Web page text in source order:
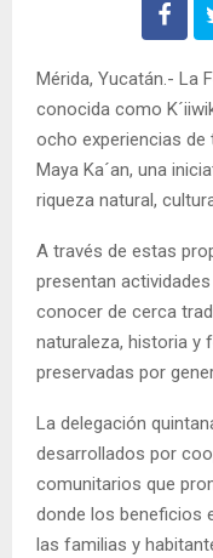
Mérida, Yucatán.- La
conocida como
ocho experiencias
Maya Ka´an, una
riqueza natural,
A través de estas
presentan
conocer de cerca
naturaleza, historia y
preservadas por
La delegación
desarrollados por
comunitarios que
donde los beneficios
las familias y